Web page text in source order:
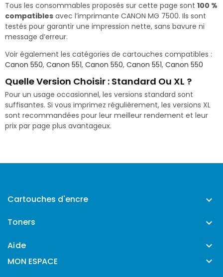
Tous les consommables proposés sur cette page sont 100 %
compatibles avec l’imprimante CANON MG 7500. Ils sont
testés pour garantir une impression nette, sans bavure ni
message d’erreur.
Voir également les catégories de cartouches compatibles :
Canon 550, Canon 551, Canon 550, Canon 551, Canon 550
Quelle Version Choisir : Standard Ou XL ?
Pour un usage occasionnel, les versions standard sont
suffisantes. Si vous imprimez régulièrement, les versions XL
sont recommandées pour leur meilleur rendement et leur
prix par page plus avantageux.
Cartouches d'encre 
Toners 
Aide 
MON ESPACE 